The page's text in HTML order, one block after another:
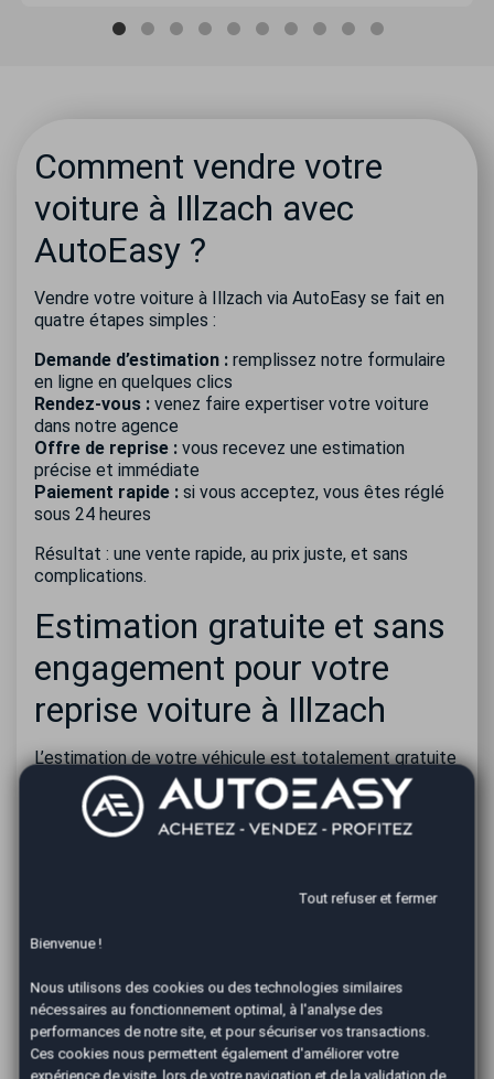
Comment vendre votre
voiture à Illzach avec
AutoEasy ?
Vendre votre voiture à Illzach via AutoEasy se fait en
quatre étapes simples :
Demande d’estimation : remplissez notre formulaire
en ligne en quelques clics
Rendez-vous : venez faire expertiser votre voiture
dans notre agence
Offre de reprise : vous recevez une estimation
précise et immédiate
Paiement rapide : si vous acceptez, vous êtes réglé
sous 24 heures
Résultat : une vente rapide, au prix juste, et sans
complications.
Estimation gratuite et sans
engagement pour votre
reprise voiture à Illzach
L’estimation de votre véhicule est totalement gratuite
et sans obligation d’acceptation. Nous évaluons le prix
de reprise selon l’état général, le kilométrage et le
marché actuel.
dépôt-vente, idéale pour maximiser votre prix de
Revendre sa voiture
à Illzach avec un
professionnel reconnu
Tout refuser et fermer
Bienvenue !
Nous utilisons des cookies ou des technologies similaires
nécessaires au fonctionnement optimal, à l'analyse des
performances de notre site, et pour sécuriser vos transactions.
Ces cookies nous permettent également d'améliorer votre
expérience de visite, lors de votre navigation et de la validation de